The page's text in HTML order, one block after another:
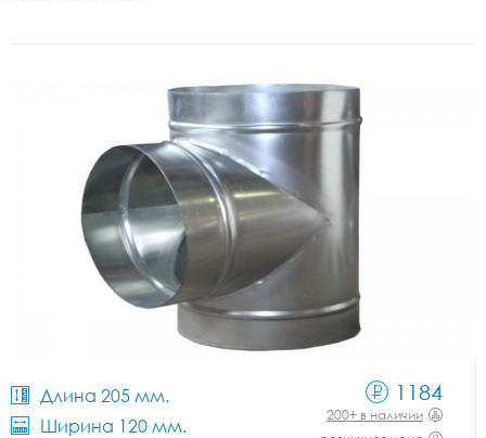
Длина 205 мм.
Ширина 120 мм.
1184
200+ в наличии